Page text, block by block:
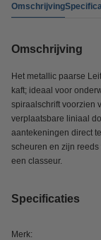
Omschrijving
Omschrijving
Het metallic paarse
kaft; ideaal voor
spiraalschrift voorzien
verplaatsbare liniaal
aantekeningen direct
scheuren en zijn
een classeur.
Specificaties
Merk: